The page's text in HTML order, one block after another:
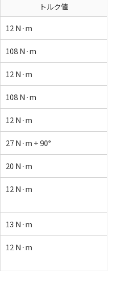
トルク値
12 N·m
108 N·m
12 N·m
108 N·m
12 N·m
27 N·m + 90°
20 N·m
12 N·m
13 N·m
12 N·m